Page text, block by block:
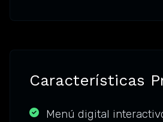
Características
Menú digital